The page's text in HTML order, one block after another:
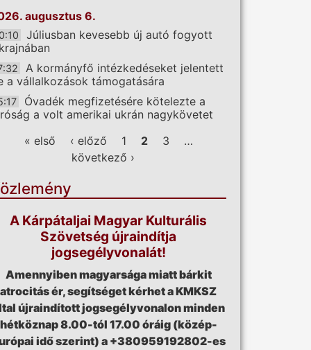
augusztus 6.
Júliusban kevesebb új autó fogyott
A kormányfő intézkedéseket jelentett
a vállalkozások támogatására
Óvadék megfizetésére kötelezte a
a volt amerikai ukrán nagykövetet
Oldalak
« első ‹ előző 1 2 3
…
következő ›
A Kárpátaljai Magyar Kulturális
Szövetség újraindítja
jogsegélyvonalát!
Amennyiben magyarsága miatt bárkit
atrocitás ér, segítséget kérhet a KMKSZ
újraindított jogsegélyvonalon minden
hétköznap 8.00-tól 17.00 óráig (közép-
idő szerint) a +380959192802-es